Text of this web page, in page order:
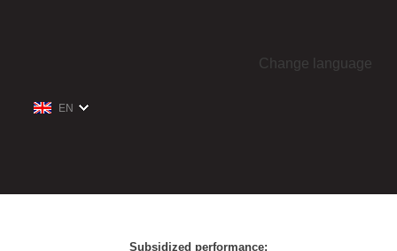
Change language
EN
Subsidized performance: